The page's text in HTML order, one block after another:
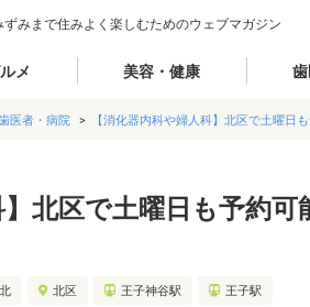
ずみまで住みよく楽しむためのウェブマガジン
メ 美容・健康
医者・病院 【消化器内科や婦人科】北区で土曜日
北区で土曜日も予約可
北区 王子神谷駅 王子駅